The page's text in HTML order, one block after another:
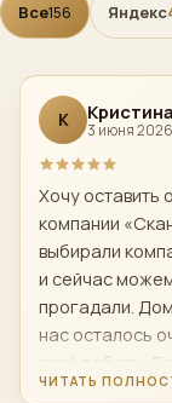
Все156 Яндекс
К Кристина
3 июня 2026
Хочу оставить
компании
выбирали
и сейчас
прогадали.
нас осталось
всей работы.
поводу первой